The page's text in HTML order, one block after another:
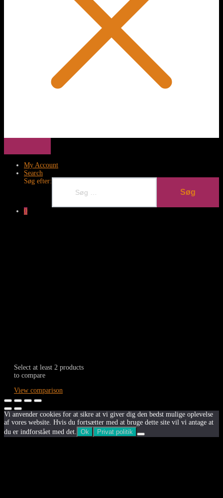
My Account
Search
Søg efter:
Søg
0
Select at least 2 products
to compare
View comparison
Vi anvender cookies for at sikre at vi giver dig den bedst mulige oplevelse
af vores website. Hvis du fortsætter med at bruge dette site vil vi antage at
du er indforstået med det.
Ok Privat politik